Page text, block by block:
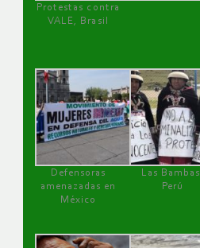
Protestas contra
VALE, Brasil
Defensoras
amenazadas en
México
Las Bambas,
Perú